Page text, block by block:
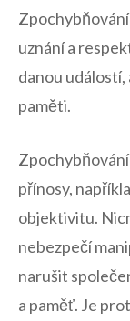
uznání a‍
danou
paměti.
přínosy,
objektivitu.
nebezpečí
narušit​
a‍ paměť. Je